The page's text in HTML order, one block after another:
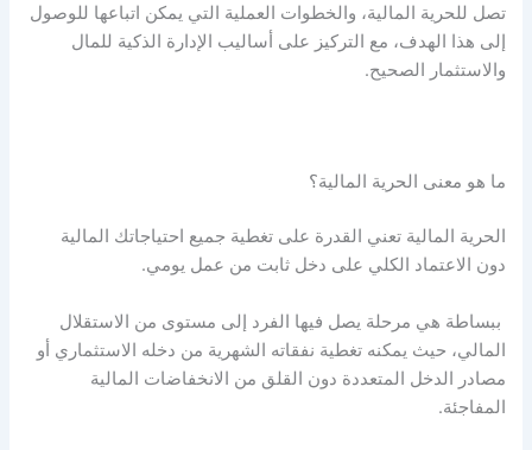
تصل للحرية المالية، والخطوات العملية التي يمكن اتباعها للوصول
إلى هذا الهدف، مع التركيز على أساليب الإدارة الذكية للمال
والاستثمار الصحيح.
ما هو معنى الحرية المالية؟
الحرية الماليةتعني القدرة على تغطية جميع احتياجاتك المالية
دون الاعتماد الكلي على دخل ثابت من عمل يومي.
ببساطة هي مرحلة يصل فيها الفرد إلى مستوى من الاستقلال
المالي، حيث يمكنه تغطية نفقاته الشهرية من دخله الاستثماري أو
مصادر الدخل المتعددة دون القلق من الانخفاضات المالية
المفاجئة.